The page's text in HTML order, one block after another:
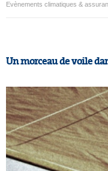
Evènements climatiques &
Un morceau de voile